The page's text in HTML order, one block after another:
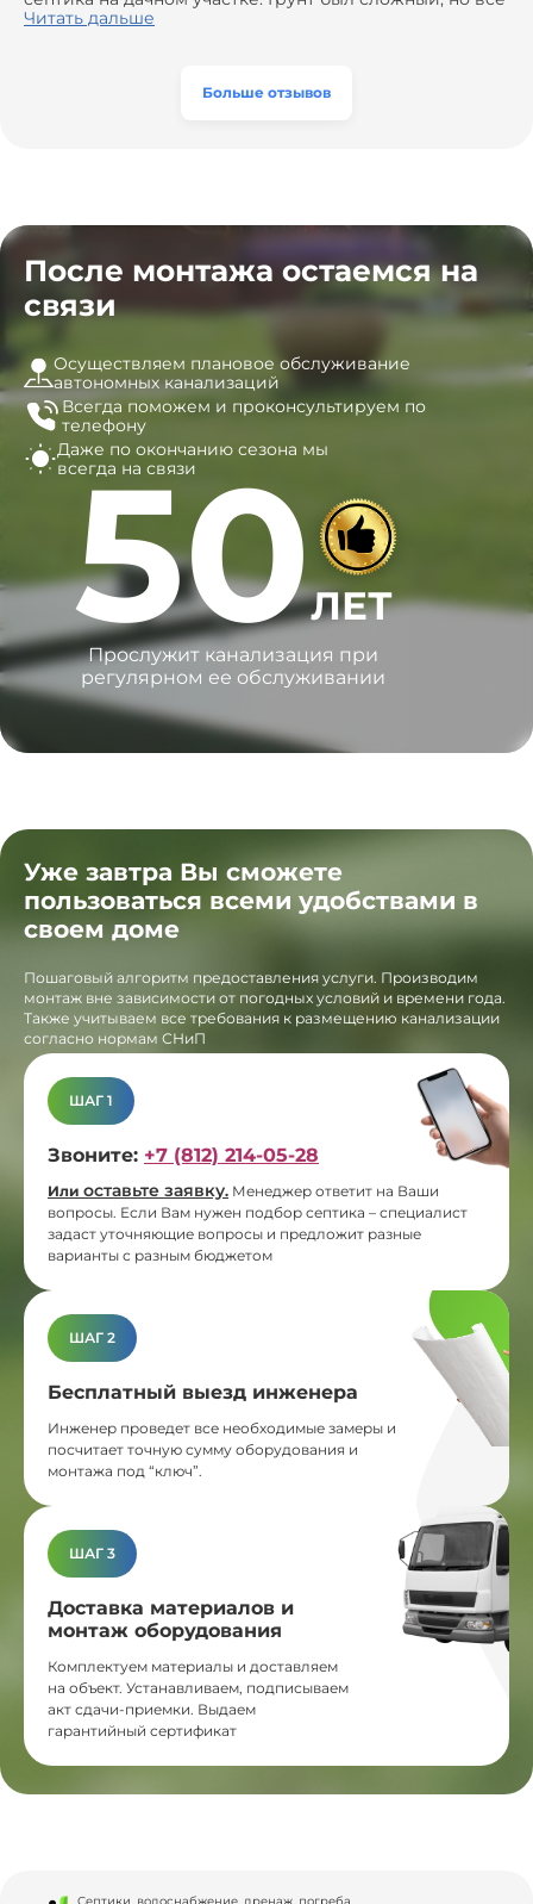
оборудования, заменили трубы, обновили
эту компанию всем, кто ищет надёжных
сделали быстро и аккуратно. Помогли выбрать
Читать дальше
Больше отзывов
После монтажа остаемся на
связи
Осуществляем плановое обслуживание
автономных канализаций
Всегда поможем и проконсультируем по
телефону
Даже по окончанию сезона мы
всегда на связи
50ЛЕТ
Прослужит канализация при
регулярном ее обслуживании
Уже завтра Вы сможете
пользоваться всеми удобствами в
своем доме
Пошаговый алгоритм предоставления услуги. Производим
монтаж вне зависимости от погодных условий и времени года.
Также учитываем все требования к размещению канализации
согласно нормам СНиП
ШАГ 1
Звоните: +7 (812) 214-05-28
Или оставьте заявку. Менеджер ответит на Ваши
вопросы. Если Вам нужен подбор септика – специалист
задаст уточняющие вопросы и предложит разные
варианты с разным бюджетом
ШАГ 2
Бесплатный выезд инженера
Инженер проведет все необходимые замеры и
посчитает точную сумму оборудования и
монтажа под “ключ”.
ШАГ 3
Доставка материалов и
монтаж оборудования
Комплектуем материалы и доставляем
на объект. Устанавливаем, подписываем
акт сдачи-приемки. Выдаем
гарантийный сертификат
Септики, водоснабжение, дренаж, погреба,